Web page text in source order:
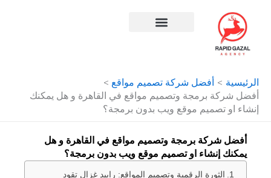
الرئيسية
أفضل شركة تصميم مواقع
أفضل شركة برمجة وتصميم مواقع في القاهرة و هل يمكنك
إنشاء او تصميم موقع ويب بدون برمجة؟
أفضل شركة برمجة وتصميم مواقع في القاهرة و هل
يمكنك إنشاء او تصميم موقع ويب بدون برمجة؟
الثورة الرقمية وتصميم المواقع: رابيد غزال تقود